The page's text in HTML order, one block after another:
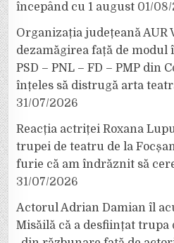
începând cu 1 august 01/
Organizația județeană AUR
dezamăgirea față de modul
PSD – PNL – FD – PMP din
înțeles să distrugă arta
31/07/2026
Reacția actriței Roxana
trupei de teatru de la
furie că am îndrăznit să
31/07/2026
Actorul Adrian Damian îl
Misăilă că a desființat trupa